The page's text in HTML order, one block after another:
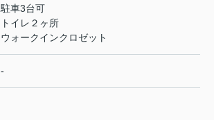
駐車3台可
トイレ２ヶ所
ウォークインクロゼット
-